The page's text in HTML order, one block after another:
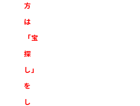
方
は
「宝
探
し」
を
し